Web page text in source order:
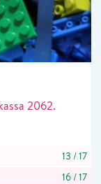
2062.
13 /17
16 /17